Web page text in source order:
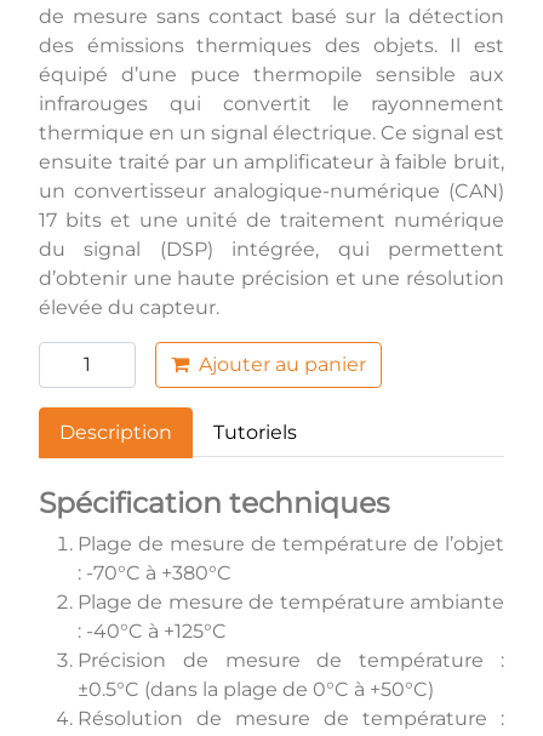
de mesure sans contact basé sur la détection
des émissions thermiques des objets. Il est
équipé d’une puce thermopile sensible aux
infrarouges qui convertit le rayonnement
thermique en un signal électrique. Ce signal est
ensuite traité par un amplificateur à faible bruit,
un convertisseur analogique-numérique (CAN)
17 bits et une unité de traitement numérique
du signal (DSP) intégrée, qui permettent
d’obtenir une haute précision et une résolution
élevée du capteur.
Ajouter au panier
Description Tutoriels
Spécification techniques
Plage de mesure de température de l’objet
: -70°C à +380°C
Plage de mesure de température ambiante
: -40°C à +125°C
Précision de mesure de température :
±0.5°C (dans la plage de 0°C à +50°C)
Résolution de mesure de température :